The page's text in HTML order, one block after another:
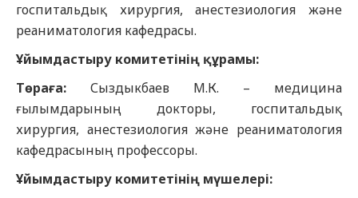
госпитальдық хирургия, анестезиология және
реаниматология кафедрасы.
Ұйымдастыру комитетінің құрамы:
Төраға: Сыздыкбаев М.К. – медицина
ғылымдарының докторы, госпитальдық
хирургия, анестезиология және реаниматология
кафедрасының профессоры.
Ұйымдастыру комитетінің мүшелері: